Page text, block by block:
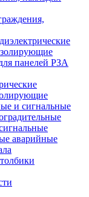
панелей РЗА
и сигнальные
аварийные